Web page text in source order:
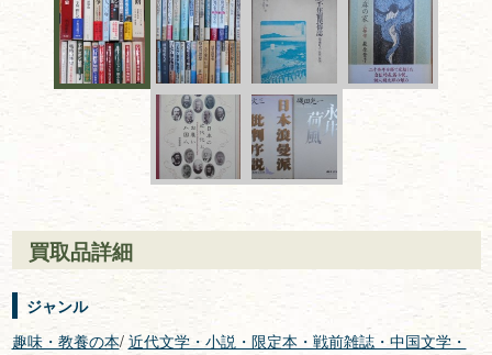
買取品詳細
ジャンル
趣味・教養の本/ 近代文学・小説・限定本・戦前雑誌・中国文学・